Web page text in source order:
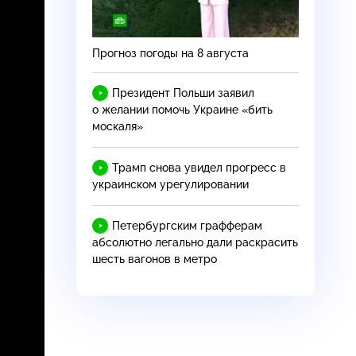
Прогноз погоды на 8 августа
Президент Польши заявил
о желании помочь Украине «бить
москаля»
Трамп снова увидел прогресс в
украинском урегулировании
Петербургским графферам
абсолютно легально дали раскрасить
шесть вагонов в метро